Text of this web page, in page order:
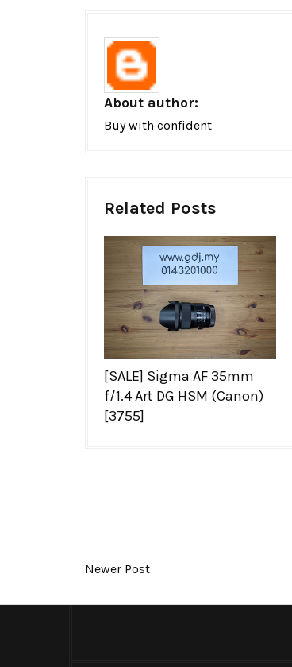
About author:
Buy with confident
Related Posts
[SALE] Sigma AF 35mm
f/1.4 Art DG HSM (Canon)
[3755]
Newer Post